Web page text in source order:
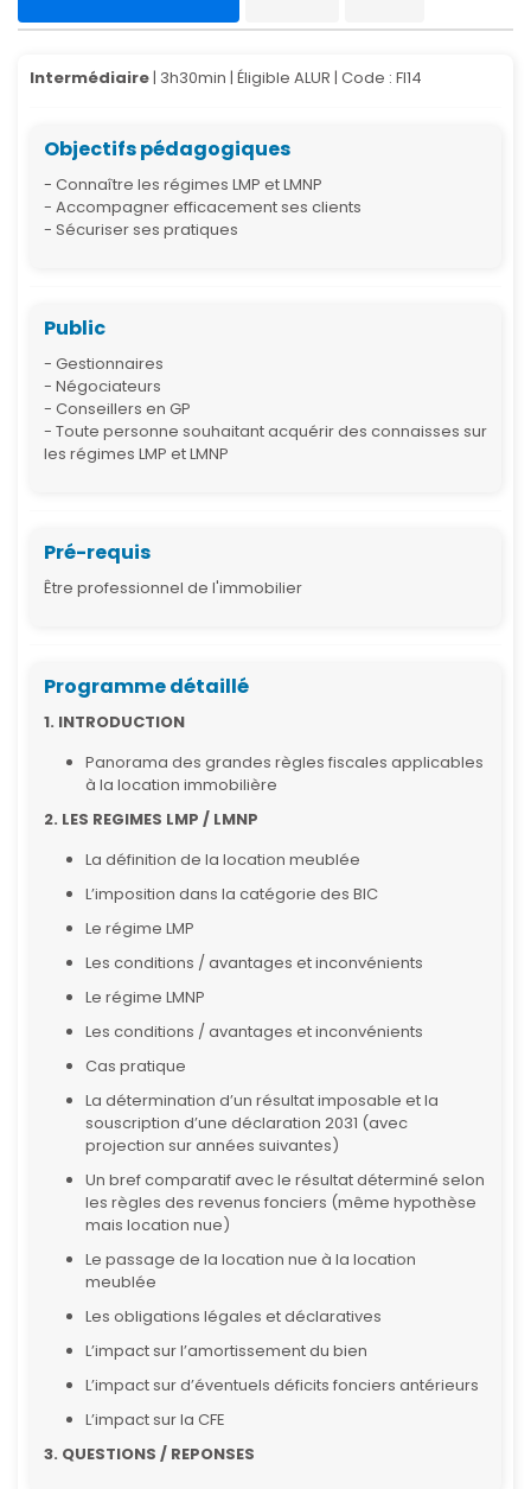
Intermédiaire| 3h30min | Éligible ALUR | Code : FI14
Objectifs pédagogiques
- Connaître les régimes LMP et LMNP
- Accompagner efficacement ses clients
- Sécuriser ses pratiques
Public
- Gestionnaires
- Négociateurs
- Conseillers en GP
- Toute personne souhaitant acquérir des connaisses sur
les régimes LMP et LMNP
Pré-requis
Être professionnel de l'immobilier
Programme détaillé
1. INTRODUCTION
Panorama des grandes règles fiscales applicables
à la location immobilière
2. LES REGIMES LMP / LMNP
La définition de la location meublée
L’imposition dans la catégorie des BIC
Le régime LMP
Les conditions / avantages et inconvénients
Le régime LMNP
Les conditions / avantages et inconvénients
Cas pratique
La détermination d’un résultat imposable et la
souscription d’une déclaration 2031 (avec
projection sur années suivantes)
Un bref comparatif avec le résultat déterminé selon
les règles des revenus fonciers (même hypothèse
mais location nue)
Le passage de la location nue à la location
meublée
Les obligations légales et déclaratives
L’impact sur l’amortissement du bien
L’impact sur d’éventuels déficits fonciers antérieurs
L’impact sur la CFE
3. QUESTIONS / REPONSES